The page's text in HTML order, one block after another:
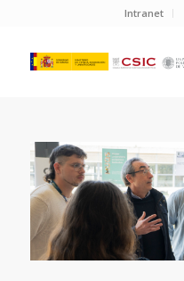
Intranet